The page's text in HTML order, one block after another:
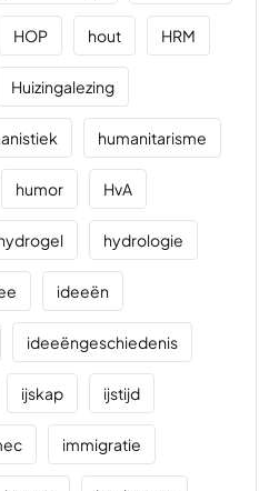
HOP hout HRM
Huizingalezing
humanitarisme
humor HvA
hydrologie
ideeën
ideeëngeschiedenis
ijskap ijstijd
immigratie